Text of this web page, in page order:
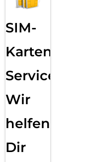
SIM-
Karten
Service:
Wir
helfen
Dir